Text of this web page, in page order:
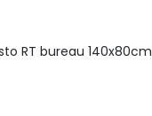
RT bureau 140x80cm